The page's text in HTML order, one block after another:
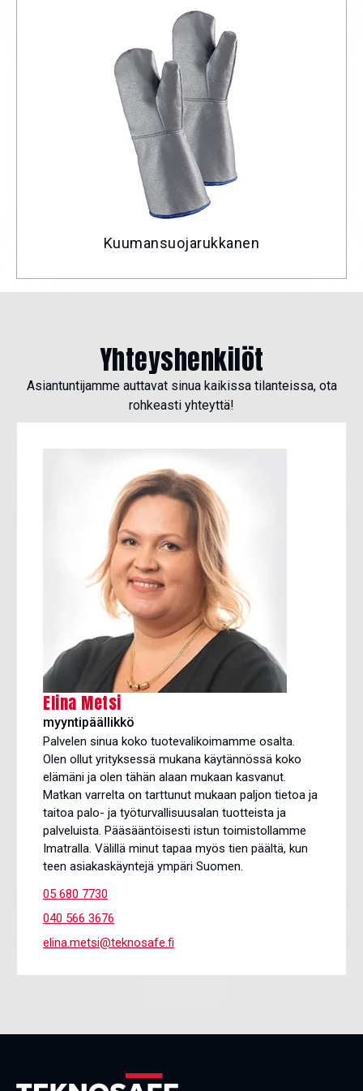
Kuumansuojarukkanen
Yhteyshenkilöt
Asiantuntijamme auttavat sinua kaikissa tilanteissa, ota
rohkeasti yhteyttä!
Elina Metsi
myyntipäällikkö
Palvelen sinua koko tuotevalikoimamme osalta.
Olen ollut yrityksessä mukana käytännössä koko
elämäni ja olen tähän alaan mukaan kasvanut.
Matkan varrelta on tarttunut mukaan paljon tietoa ja
taitoa palo- ja työturvallisuusalan tuotteista ja
palveluista. Pääsääntöisesti istun toimistollamme
Imatralla. Välillä minut tapaa myös tien päältä, kun
teen asiakaskäyntejä ympäri Suomen.
05 680 7730
040 566 3676
elina.metsi@teknosafe.fi